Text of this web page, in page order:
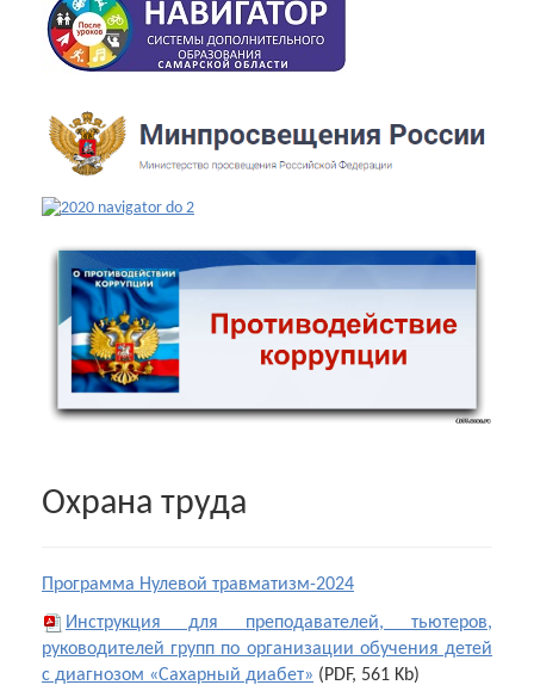
Охрана труда
Программа Нулевой травматизм-2024
Инструкция для преподавателей, тьютеров,
руководителей групп по организации обучения детей
с диагнозом «Сахарный диабет» (PDF, 561 Kb)